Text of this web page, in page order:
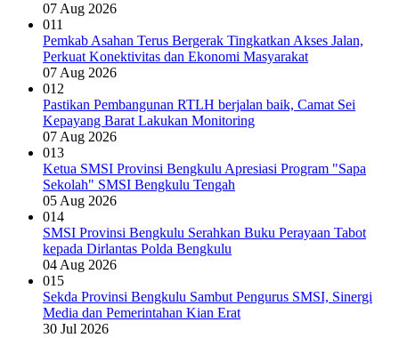
07 Aug 2026
011
Pemkab Asahan Terus Bergerak Tingkatkan Akses Jalan,
Perkuat Konektivitas dan Ekonomi Masyarakat
07 Aug 2026
012
Pastikan Pembangunan RTLH berjalan baik, Camat Sei
Kepayang Barat Lakukan Monitoring
07 Aug 2026
013
Ketua SMSI Provinsi Bengkulu Apresiasi Program "Sapa
Sekolah" SMSI Bengkulu Tengah
05 Aug 2026
014
SMSI Provinsi Bengkulu Serahkan Buku Perayaan Tabot
kepada Dirlantas Polda Bengkulu
04 Aug 2026
015
Sekda Provinsi Bengkulu Sambut Pengurus SMSI, Sinergi
Media dan Pemerintahan Kian Erat
30 Jul 2026